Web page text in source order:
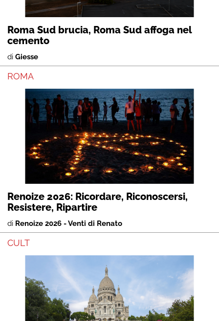
Roma Sud brucia, Roma Sud affoga nel
cemento
di Giesse
ROMA
Renoize 2026: Ricordare, Riconoscersi,
Resistere, Ripartire
di Renoize 2026 - Venti di Renato
CULT